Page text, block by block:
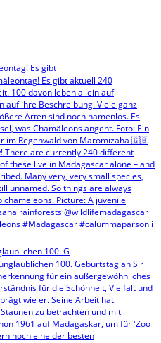
Es gibt
100. G